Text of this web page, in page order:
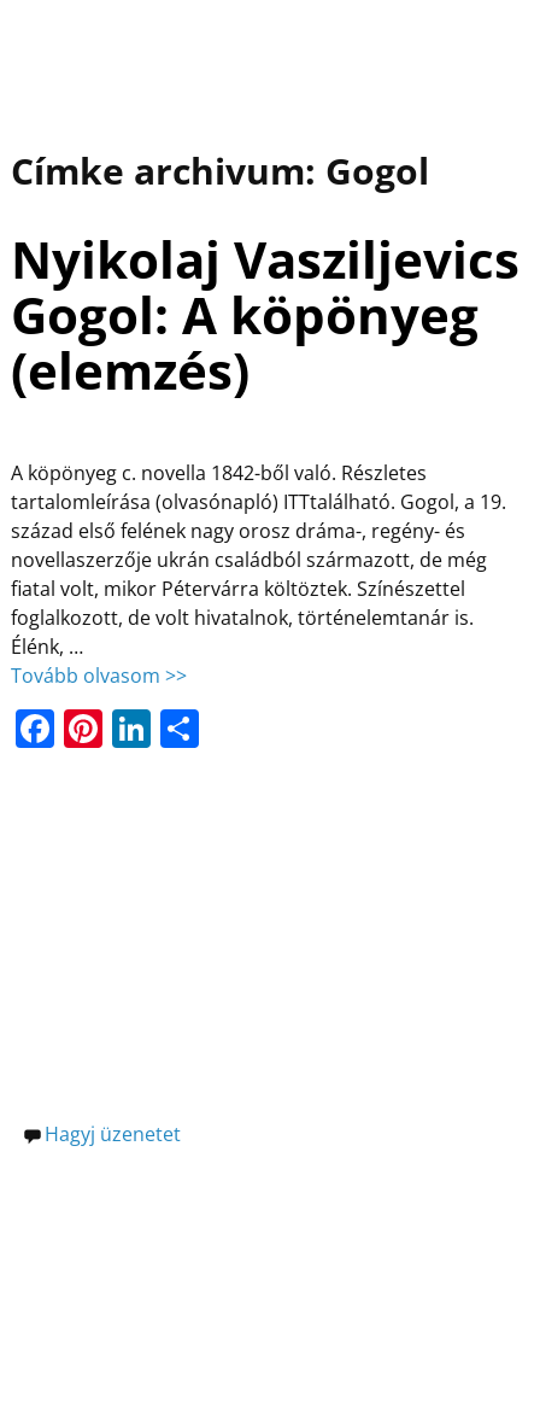
Címke archivum: Gogol
Nyikolaj Vasziljevics
Gogol: A köpönyeg
(elemzés)
A köpönyeg c. novella 1842-ből való. Részletes
tartalomleírása (olvasónapló) ITTtalálható. Gogol, a 19.
század első felének nagy orosz dráma-, regény- és
novellaszerzője ukrán családból származott, de még
fiatal volt, mikor Pétervárra költöztek. Színészettel
foglalkozott, de volt hivatalnok, történelemtanár is.
Élénk, …
Tovább olvasom >>
F Pi Li O
Hagyj üzenetet